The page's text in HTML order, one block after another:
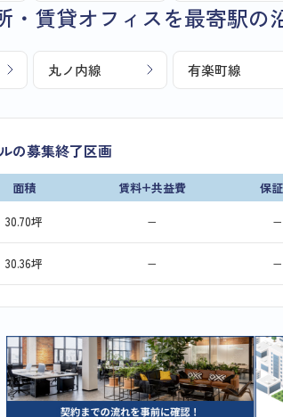
・賃貸オフィスを最寄駅の
丸ノ内線 有楽町線
の募集終了区画
面積 賃料+共益費 保
30.70坪 − −
30.36坪 − −